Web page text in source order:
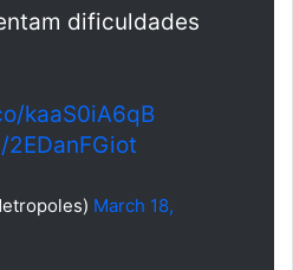
dificuldades
kaaS0iA6qB
March 18,